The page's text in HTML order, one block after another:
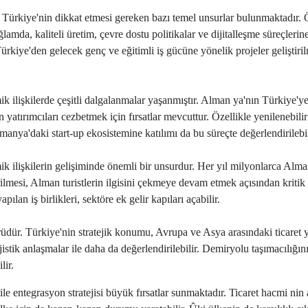
dikkat etmesi gereken bazı temel unsurlar
kaliteli üretim, çevre dostu politikalar ve dijitalleşme
gelecek genç ve eğitimli iş gücüne yönelik projeler
ilişkilerde çeşitli dalgalanmalar yaşanmıştır. Alman ya'nın
cezbetmek için fırsatlar mevcuttur. Özellikle
start-up ekosistemine katılımı da bu süreçte
ilişkilerin gelişiminde önemli bir unsurdur. Her yıl milyonlarca
Alman turistlerin ilgisini çekmeye devam etmek açısından kritik
iş birlikleri, sektöre ek gelir kapıları açabilir.
Türkiye'nin stratejik konumu, Avrupa ve Asya arasındaki ticaret
anlaşmalar ile daha da değerlendirilebilir. Demiryolu
stratejisi büyük fırsatlar sunmaktadır. Ticaret hacmi nin